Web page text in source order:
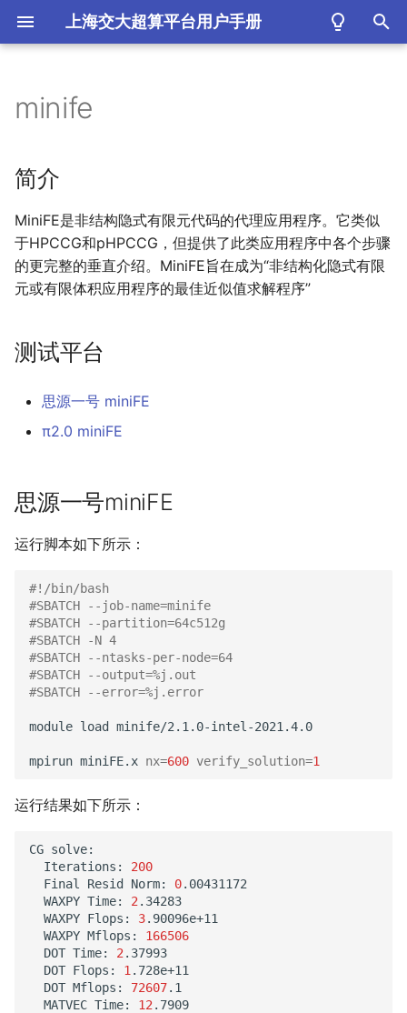
上海交大超算平台用户手册
始
搜
索
简介
测试平台
思源一号miniFE
π2.0 miniFE
FE的运行结果比较
思源一号上mini
果
π2.0上mini
minife
简介
MiniFE是非结构隐式有限元代码的代理应用程序。它类似
于HPCCG和pHPCCG，但提供了此类应用程序中各个步骤
的更完整的垂直介绍。MiniFE旨在成为“非结构化隐式有限
元或有限体积应用程序的最佳近似值求解程序”
测试平台
思源一号 miniFE
π2.0 miniFE
思源一号miniFE
运行脚本如下所示：
#!/bin/bash
#SBATCH --job-name=minife
#SBATCH --partition=64c512g
#SBATCH -N 4
#SBATCH --ntasks-per-node=64
#SBATCH --output=%j.out
#SBATCH --error=%j.error
module load minife/2.1.0-intel-2021.4.0
mpirun miniFE.x nx=600 verify_solution=1
运行结果如下所示：
CG
Iterations:
200
Final
Resid Norm: 0
WAXPY Time: 2
WAXPY Flops: 3
WAXPY Mflops:
166506
DOT Time: 2
DOT Flops: 1
DOT Mflops: 72607
MATVEC Time: 12